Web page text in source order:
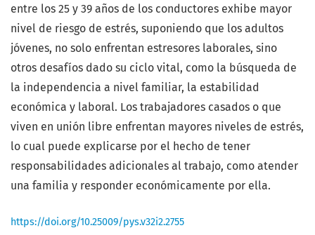
entre los 25 y 39 años de los conductores exhibe mayor
nivel de riesgo de estrés, suponiendo que los adultos
jóvenes, no solo enfrentan estresores laborales, sino
otros desafíos dado su ciclo vital, como la búsqueda de
la independencia a nivel familiar, la estabilidad
económica y laboral. Los trabajadores casados o que
viven en unión libre enfrentan mayores niveles de estrés,
lo cual puede explicarse por el hecho de tener
responsabilidades adicionales al trabajo, como atender
una familia y responder económicamente por ella.
https://doi.org/10.25009/pys.v32i2.2755